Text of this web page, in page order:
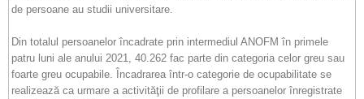
de persoane au studii universitare.
Din totalul persoanelor încadrate prin intermediul ANOFM în primele
patru luni ale anului 2021, 40.262 fac parte din categoria celor greu sau
foarte greu ocupabile. Încadrarea într-o categorie de ocupabilitate se
realizează ca urmare a activităţii de profilare a persoanelor înregistrate